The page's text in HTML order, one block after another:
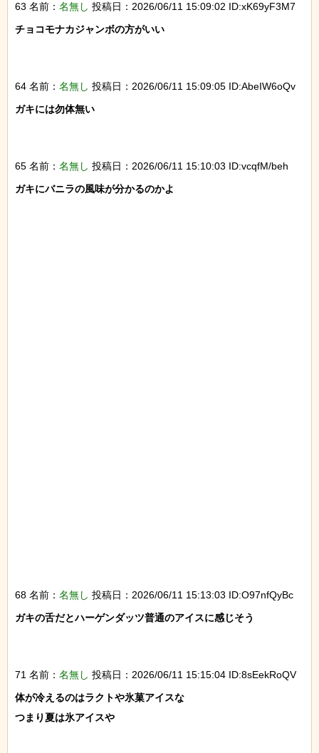
63 名前： 名無し 投稿日：2026/06/11 15:09:02 ID:xK69yF3M7
チョコモナカジャンボの方がいい
64 名前： 名無し 投稿日：2026/06/11 15:09:05 ID:AbeIW6oQv
ガキには勿体無い
65 名前： 名無し 投稿日：2026/06/11 15:10:03 ID:vcqfM/beh
ガキにバニラの風味が分かるのかよ
68 名前： 名無し 投稿日：2026/06/11 15:13:03 ID:O97nfQyBc
ガキの舌だとハーゲンダッツ普通のアイスに感じそう
71 名前： 名無し 投稿日：2026/06/11 15:15:04 ID:8sEekRoQV
体が冷えるのはラクトや氷菓アイスな
つまり夏は氷アイスや